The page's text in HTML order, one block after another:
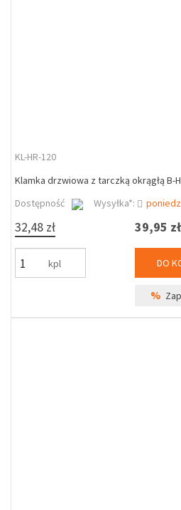
KL-HR-120
Klamka drzwiowa z tarczką okrągłą B-
Dostępność
Wysyłka*:
32,48 zł
kpl
39,95 zł
DO
%